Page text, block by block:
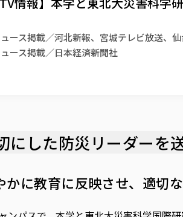
ース掲載／河北新報、宮城テレビ放送、
ース掲載／日本経済新聞社
にした防災リーダーを
かに教育に反映させ、適切